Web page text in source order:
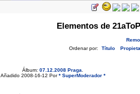
Elementos de
Ordenar por:
Título
Álbum: 07.12.2008 Praga
Añadido 2008-16-12 Por* SuperModerador *